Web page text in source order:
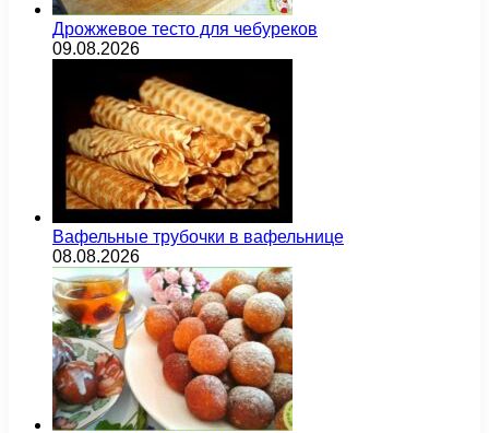
Дрожжевое тесто для чебуреков
09.08.2026
Вафельные трубочки в вафельнице
08.08.2026